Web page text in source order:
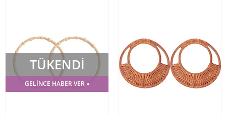
TÜKENDİ
GELİNCE HABER VER »